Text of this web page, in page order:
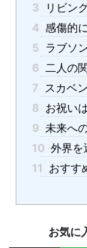
3
リビン
4 感傷的
5
ラブソ
6 二人の
7
スカベ
8 お祝い
9 未来へ
10 外界を
11
おすす
お気に